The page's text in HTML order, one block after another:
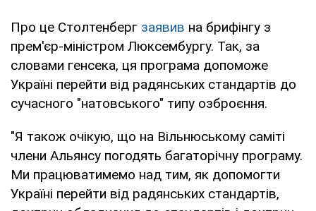
Про це Столтенберг заявив на брифінгу з
прем'єр-міністром Люксембургу. Так, за
словами генсека, ця програма допоможе
Україні перейти від радянських стандартів до
сучасного "натовського" типу озброєння.
"Я також очікую, що на Вільнюському саміті
члени Альянсу погодять багаторічну програму.
Ми працюватимемо над тим, як допомогти
Україні перейти від радянських стандартів,